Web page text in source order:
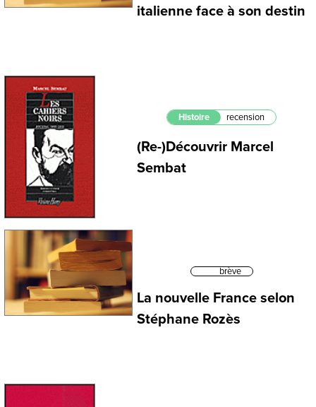
italienne face à son destin
Histoire recension
(Re-)Découvrir Marcel
Sembat
brève
La nouvelle France selon
Stéphane Rozès